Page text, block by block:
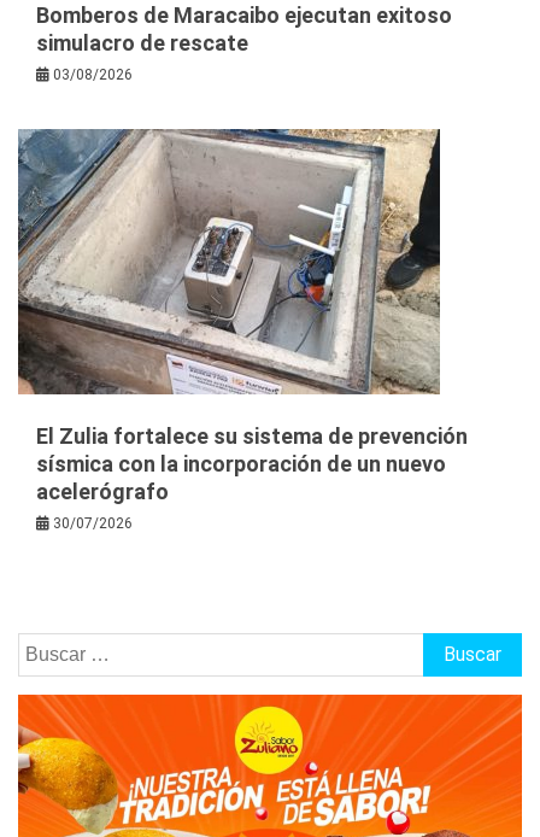
Bomberos de Maracaibo ejecutan exitoso
simulacro de rescate
03/08/2026
El Zulia fortalece su sistema de prevención
sísmica con la incorporación de un nuevo
acelerógrafo
30/07/2026
Buscar: